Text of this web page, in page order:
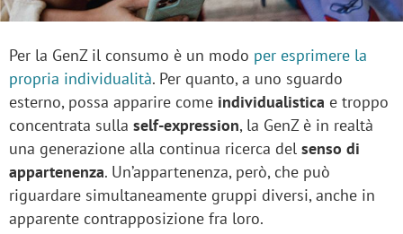
Per la GenZ il consumo è un modo per esprimere la
propria individualità. Per quanto, a uno sguardo
esterno, possa apparire come individualistica e troppo
concentrata sulla self-expression, la GenZ è in realtà
una generazione alla continua ricerca del senso di
appartenenza. Un’appartenenza, però, che può
riguardare simultaneamente gruppi diversi, anche in
apparente contrapposizione fra loro.